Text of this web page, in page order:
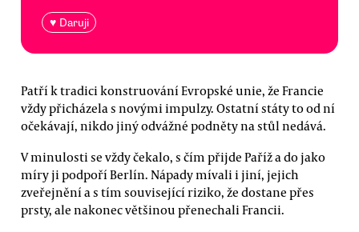
♥ Daruji
Patří k tradici konstruování Evropské unie, že Francie
vždy přicházela s novými impulzy. Ostatní státy to od ní
očekávají, nikdo jiný odvážné podněty na stůl nedává.
V minulosti se vždy čekalo, s čím přijde Paříž a do jako
míry ji podpoří Berlín. Nápady mívali i jiní, jejich
zveřejnění a s tím související riziko, že dostane přes
prsty, ale nakonec většinou přenechali Francii.